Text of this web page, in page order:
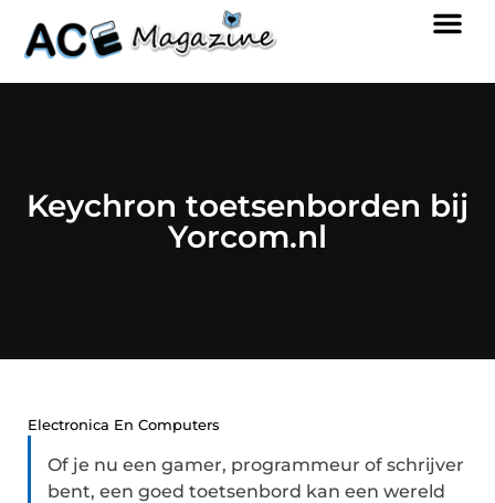
Keychron toetsenborden bij
Yorcom.nl
Electronica En Computers
Of je nu een gamer, programmeur of schrijver
bent, een goed toetsenbord kan een wereld